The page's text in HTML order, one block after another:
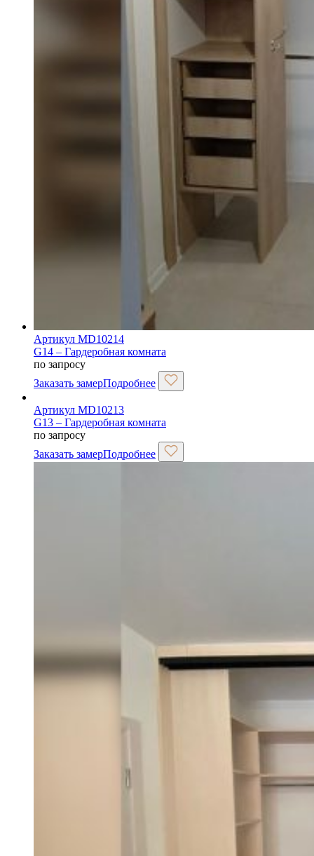
Артикул MD10214
G14 – Гардеробная комната
по запросу
Заказать замерПодробнее
Артикул MD10213
G13 – Гардеробная комната
по запросу
Заказать замерПодробнее